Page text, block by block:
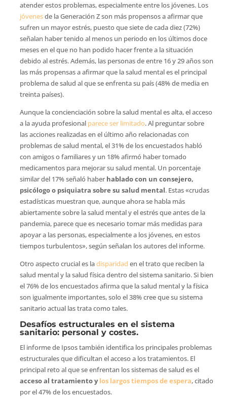
atender estos problemas, especialmente entre los jóvenes. Los
jóvenesde la Generación Z son más propensos a afirmar que
sufren un mayor estrés, puesto que siete de cada diez (72%)
señalan haber tenido al menos un periodo en los últimos doce
meses en el que no han podido hacer frente a la situación
debido al estrés. Además, las personas de entre 16 y 29 años son
las más propensas a afirmar que la salud mental es el principal
problema de salud al que se enfrenta su país (48% de media en
treinta países).
Aunque la concienciación sobre la salud mental es alta, el acceso
a la ayuda profesional parece ser limitado. Al preguntar sobre
las acciones realizadas en el último año relacionadas con
problemas de salud mental, el 31% de los encuestados habló
con amigos o familiares y un 18% afirmó haber tomado
medicamentos para mejorar su salud mental. Un porcentaje
similar del 17% señaló haberhablado con un consejero,
psicólogo o psiquiatra sobre su salud mental. Estas «crudas
estadísticas muestran que, aunque ahora se habla más
abiertamente sobre la salud mental y el estrés que antes de la
pandemia, parece que es necesario tomar más medidas para
apoyar a las personas, especialmente a los jóvenes, en estos
tiempos turbulentos», según señalan los autores del informe.
Otro aspecto crucial es ladisparidad en el trato que reciben la
salud mental y la salud física dentro del sistema sanitario. Si bien
el 76% de los encuestados afirma que la salud mental y la física
son igualmente importantes, solo el 38% cree que su sistema
sanitario actual las trata como tales.
Desafíos estructurales en el sistema
sanitario: personal y costes.
El informe de Ipsos también identifica los principales problemas
estructurales que dificultan el acceso a los tratamientos. El
principal reto al que se enfrentan los sistemas de salud es el
acceso al tratamiento ylos largos tiempos de espera, citado
por el 47% de los encuestados.